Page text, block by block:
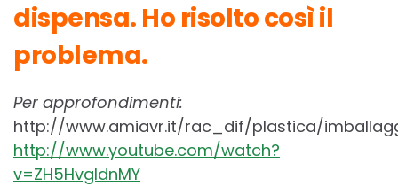
dispensa. Ho risolto così il
problema.
Per approfondimenti:
http://www.amiavr.it/rac_dif/plastica/
http://www.youtube.com/watch?
v=ZH5HvgldnMY